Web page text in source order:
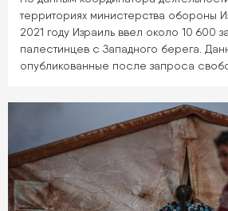
территориях министерства обороны
2021 году Израиль ввел около 10 600
палестинцев с Западного берега.
опубликованные после запроса